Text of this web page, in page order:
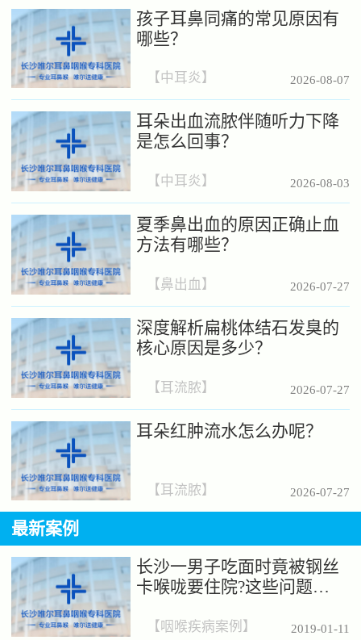
孩子耳鼻同痛的常见原因有
哪些？
2026-08-07
【中耳炎 】
耳朵出血流脓伴随听力下降
是怎么回事？
2026-08-03
【中耳炎 】
夏季鼻出血的原因正确止血
方法有哪些？
2026-07-27
【鼻出血 】
深度解析扁桃体结石发臭的
核心原因是多少？
2026-07-27
【耳流脓】
耳朵红肿流水怎么办呢？
2026-07-27
【耳流脓】
最新案例
长沙一男子吃面时竟被钢丝
卡喉咙要住院?这些问题你
2019-01-11
【咽喉疾病案例 】